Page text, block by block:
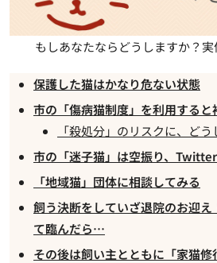
もしあなたならどうしますか？
保護した猫はかなり危ない状態
市の「傷病猫制度」を利用すると
「殺処分」のリスクに、ど
市の「迷子猫」は空振り、
「地域猫」団体に相談してみる
飼う決断をしていざ退院のお迎
て臨んだら…
その後は飼い主とともに「家猫修